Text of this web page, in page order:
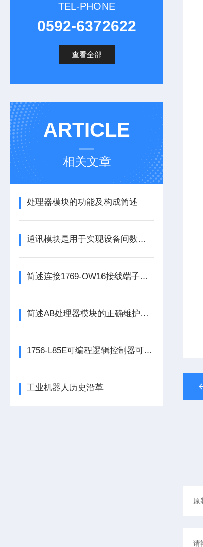
TEL-PHONE
0592-6372622
查看全部
ARTICLE
相关文章
处理器模块的功能及构成简述
通讯模块是用于实现设备间数据传输与通信的集成化硬件组件
简述连接1769-OW16接线端子所需要注意的事项
简述AB处理器模块的正确维护保养方法
1756-L85E可编程逻辑控制器可满足多行业自动化精准控制需求
工业机器人历史沿革